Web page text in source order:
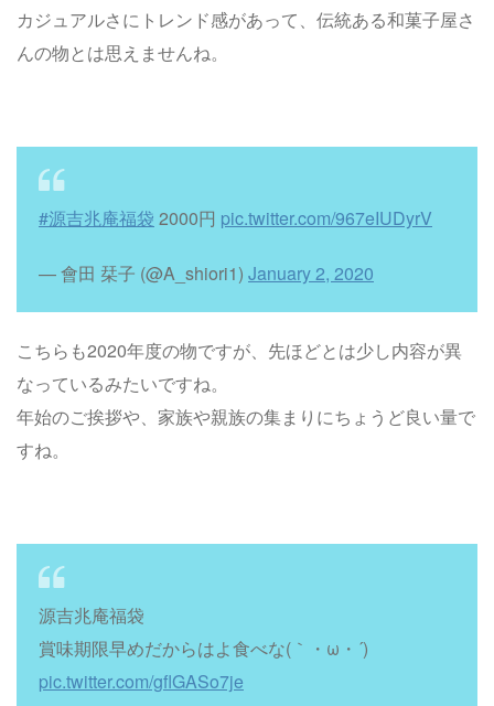
カジュアルさにトレンド感があって、伝統ある和菓子屋さ
んの物とは思えませんね。
#源吉兆庵福袋 2000円 pic.twitter.com/967eIUDyrV
— 會田 栞子 (@A_shiori1) January 2, 2020
こちらも2020年度の物ですが、先ほどとは少し内容が異
なっているみたいですね。
年始のご挨拶や、家族や親族の集まりにちょうど良い量で
すね。
源吉兆庵福袋
賞味期限早めだからはよ食べな(｀・ω・´)
pic.twitter.com/gflGASo7je